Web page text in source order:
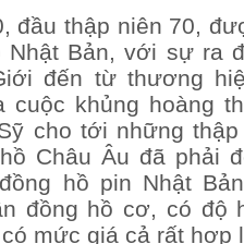
đầu thập niên 70,
Nhật Bản, với sự ra
đến từ thương
cuộc khủng hoàng
cho tới những
Châu Âu đã phải
hồ pin Nhật
đồng hồ cơ, có độ
mức giá cả rất hợp